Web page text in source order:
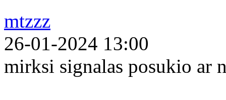
mtzzz
26-01-2024 13:00
mirksi signalas posukio ar